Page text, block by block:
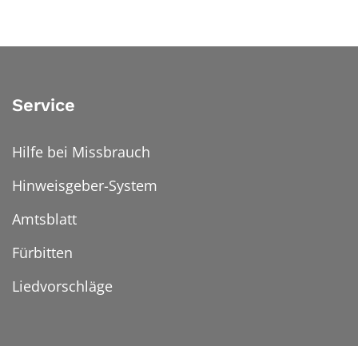
Service
Hilfe bei Missbrauch
Hinweisgeber-System
Amtsblatt
Fürbitten
Liedvorschläge